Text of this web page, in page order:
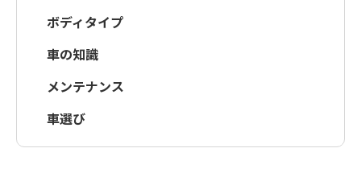
ボディタイプ
車の知識
メンテナンス
車選び